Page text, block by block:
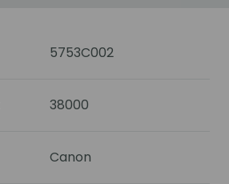
5753C002
38000
Canon